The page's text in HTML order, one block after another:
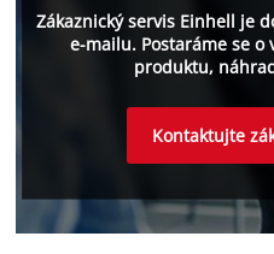
Zákaznický servis Einhell je
e-mailu. Postaráme se o
produktu,
Kontaktujte